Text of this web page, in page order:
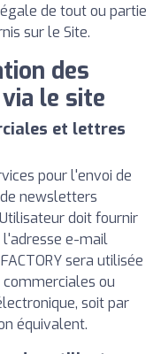
de tout ou partie
sur le Site.
des
le site
et lettres
pour l'envoi de
newsletters
doit fournir
l'adresse e-mail
sera utilisée
ou
soit par
équivalent.